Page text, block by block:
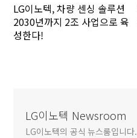
LG이노텍, 차량 센싱 솔루션
2030년까지 2조 사업으로 육
성한다!
LG이노텍 Newsroom
LG이노텍의 공식 뉴스룸입니다.